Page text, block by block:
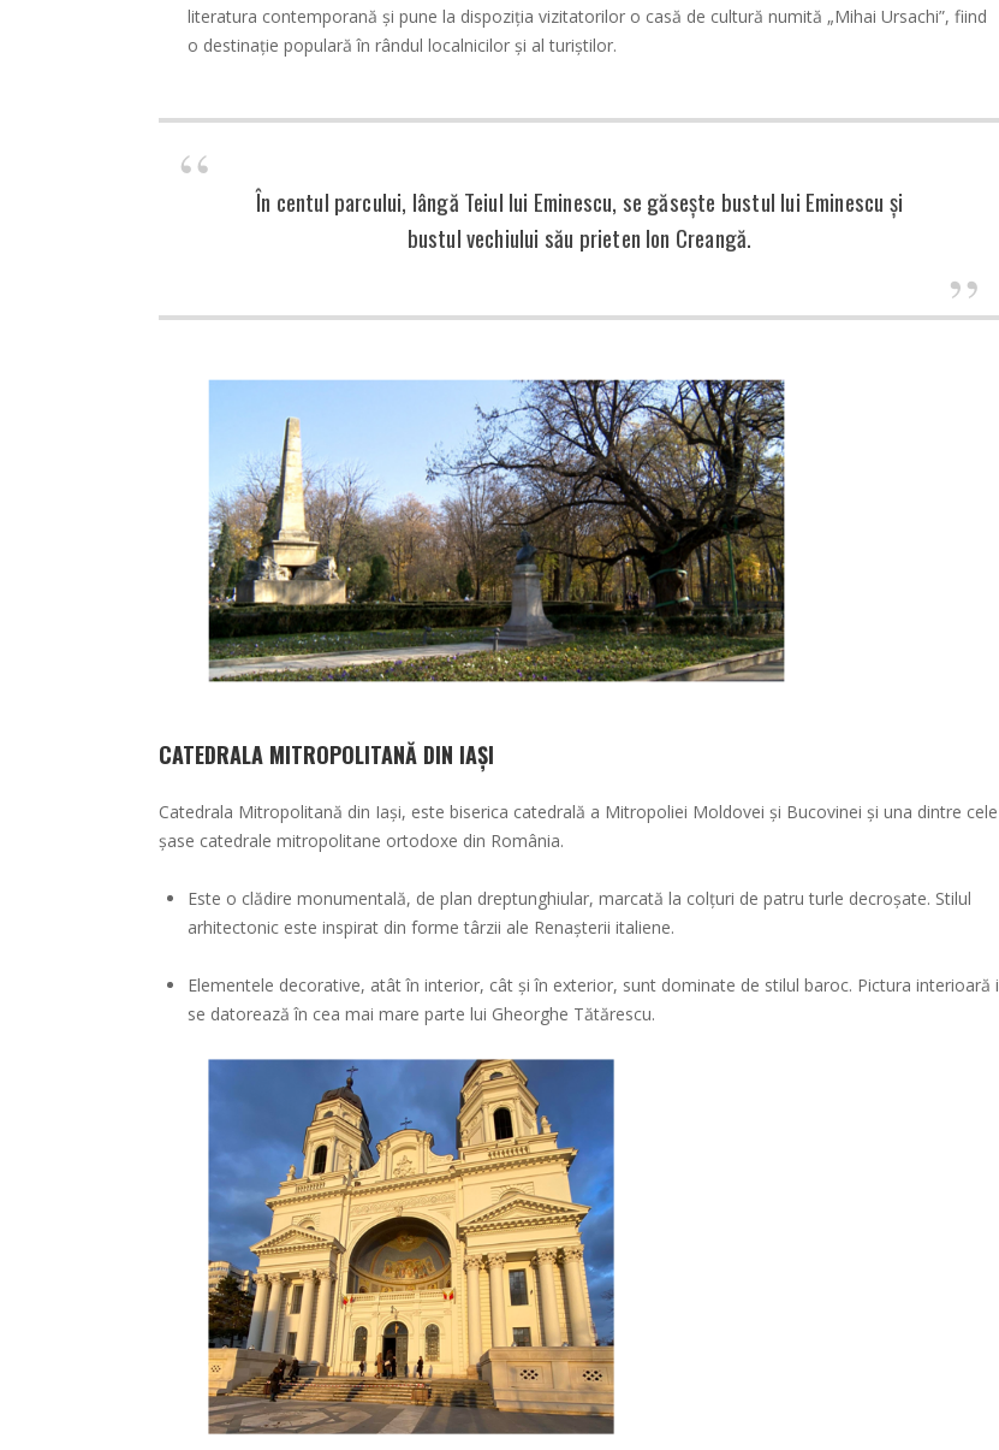
literatura contemporană și pune la dispoziția vizitatorilor o casă de cultură numită „Mihai Ursachi”, fiind
o destinație populară în rândul localnicilor și al turiștilor.
În centul parcului, lângă Teiul lui Eminescu, se găsește bustul lui Eminescu și
bustul vechiului său prieten Ion Creangă.
CATEDRALA MITROPOLITANĂ DIN IAȘI
Catedrala Mitropolitană din Iași, este biserica catedrală a Mitropoliei Moldovei și Bucovinei și una dintre cele
șase catedrale mitropolitane ortodoxe din România.
Este o clădire monumentală, de plan dreptunghiular, marcată la colțuri de patru turle decroșate. Stilul
arhitectonic este inspirat din forme târzii ale Renașterii italiene.
Elementele decorative, atât în interior, cât și în exterior, sunt dominate de stilul baroc. Pictura interioară i
se datorează în cea mai mare parte lui Gheorghe Tătărescu.